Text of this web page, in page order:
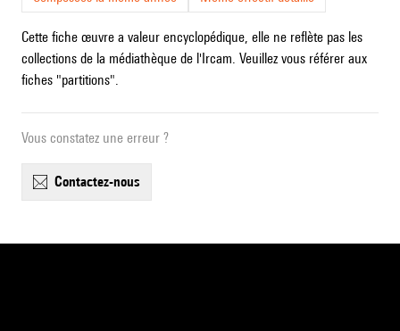
Cette fiche œuvre a valeur encyclopédique, elle ne reflète pas les
collections de la médiathèque de l'Ircam. Veuillez vous référer aux
fiches "partitions".
Vous constatez une erreur ?
contactez-nous